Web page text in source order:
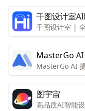
千图设计室
千图设计室 |
MasterGo AI
MasterGo AI
提升设计效率
的智能提供，
MasterGo AI
促进创意的实
图宇宙
高品质AI智能